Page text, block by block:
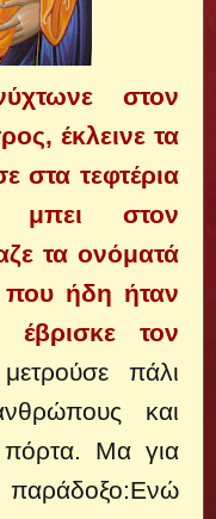
στον
έκλεινε τα
στα τεφτέρια
μπει στον
τα ονόματά
που ήδη ήταν
τον
πάλι
και
πόρτα. Μα για
παράδοξο:Ενώ